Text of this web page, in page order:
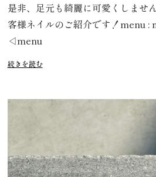
是非、足元も綺麗に可愛くしま
客様ネイルのご紹介です！menu
◁menu
続きを読む